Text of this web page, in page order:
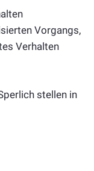
Vorgangs,
Verhalten
stellen in